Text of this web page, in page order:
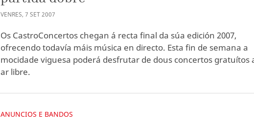
VENRES,7 SET2007
Os CastroConcertos chegan á recta final da súa edición 2007,
ofrecendo todavía máis música en directo. Esta fin de semana a
mocidade viguesa poderá desfrutar de dous concertos gratuítos
ar libre.
ANUNCIOS E BANDOS